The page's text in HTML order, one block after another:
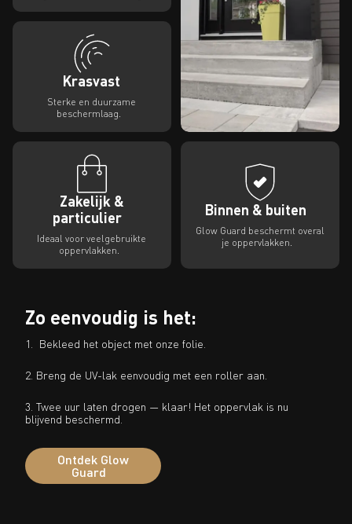
Krasvast
Sterke en duurzame
beschermlaag.
Zakelijk &
particulier
Ideaal voor veelgebruikte
oppervlakken.
Binnen & buiten
Glow Guard beschermt overal
je oppervlakken.
Zo eenvoudig is het:
1. Bekleed het object met onze folie.
2. Breng de UV-lak eenvoudig met een roller aan.
3. Twee uur laten drogen — klaar! Het oppervlak is nu
blijvend beschermd.
Ontdek Glow
Guard